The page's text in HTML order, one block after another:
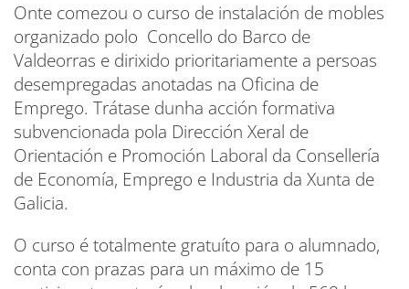
Onte comezou o curso de instalación de mobles
organizado polo Concello do Barco de
Valdeorras e dirixido prioritariamente a persoas
desempregadas anotadas na Oficina de
Emprego. Trátase dunha acción formativa
subvencionada pola Dirección Xeral de
Orientación e Promoción Laboral da Consellería
de Economía, Emprego e Industria da Xunta de
Galicia.
O curso é totalmente gratuíto para o alumnado,
conta con prazas para un máximo de 15